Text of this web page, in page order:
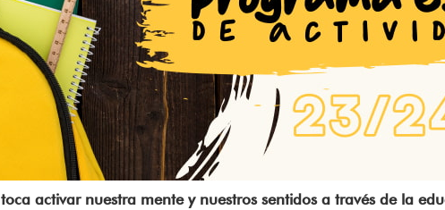
activar nuestra mente y nuestros sentidos a través de la